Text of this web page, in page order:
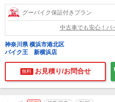
グーバイク保証付きプラン
中古車でも安心！バ
神奈川県 横浜市港北区
バイク王 新横浜店
無料 お見積り/お問合せ